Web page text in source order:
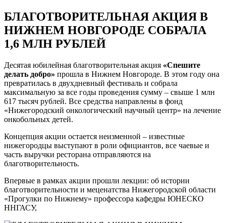
БЛАГОТВОРИТЕЛЬНАЯ АКЦИЯ В
НИЖНЕМ НОВГОРОДЕ СОБРАЛА
1,6 МЛН РУБЛЕЙ
Десятая юбилейная благотворительная акция «Спешите
делать добро» прошла в Нижнем Новгороде. В этом году она
превратилась в двухдневный фестиваль и собрала
максимальную за все годы проведения сумму – свыше 1 млн
617 тысяч рублей. Все средства направлены в фонд
«Нижегородский онкологический научный центр» на лечение
онкобольных детей.
Концепция акции остается неизменной – известные
нижегородцы выступают в роли официантов, все чаевые и
часть выручки ресторана отправляются на
благотворительность.
Впервые в рамках акции прошли лекции: об истории
благотворительности и меценатства Нижегородской области
«Прогулки по Нижнему» профессора кафедры ЮНЕСКО
ННГАСУ,